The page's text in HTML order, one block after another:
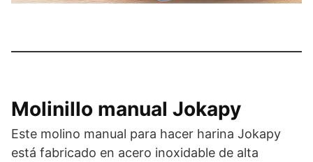
Molinillo manual Jokapy
Este molino manual para hacer harina Jokapy
está fabricado en acero inoxidable de alta